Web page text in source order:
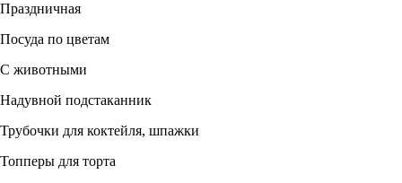
Праздничная
Посуда по цветам
С животными
Надувной подстаканник
Трубочки для коктейля, шпажки
Топперы для торта